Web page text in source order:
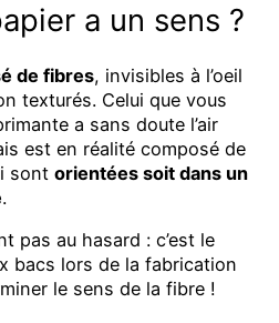
a un sens ?
de fibres, invisibles à l’oeil
texturés. Celui que vous
a sans doute l’air
est en réalité composé de
sont orientées soit dans un
.
pas au hasard : c’est le
bacs lors de la fabrication
le sens de la fibre !